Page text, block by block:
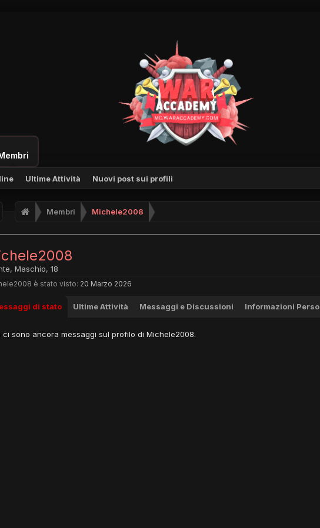
Ultime Attività Nuovi post sui profili
Membri Michele2008
, Maschio, 18
è stato visto: 20 Marzo 2026
di stato Ultime Attività Messaggi e Discussioni Informazioni
ci sono ancora messaggi sul profilo di Michele2008.